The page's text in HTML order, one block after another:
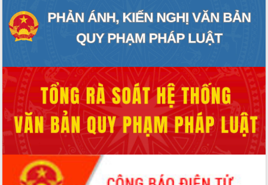
Ngành cá ngừ Đắk Lắk chủ động thích
ứng để giữ vững thị trường xuất khẩu
Diễn đàn Kinh tế tư nhân Việt Nam đột
phá cơ chế - Hợp tác công tư
cải cách hành chính tỉnh Đắk Lắk
Kết nối tour, đẩy mạnh chuyển đổi số
để phát triển du lịch Đắk Lắk
Khởi động Dự án Đầu tư xây dựng hạ
tầng kỹ thuật Cụm công nghiệp Tân
Tiến
Gặp mặt các cơ quan báo chí nhân Kỷ
niệm 101 năm Ngày Báo chí Cách
mạng Việt Nam